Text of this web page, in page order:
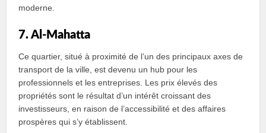
moderne.
7. Al-Mahatta
Ce quartier, situé à proximité de l’un des principaux axes de
transport de la ville, est devenu un hub pour les
professionnels et les entreprises. Les prix élevés des
propriétés sont le résultat d’un intérêt croissant des
investisseurs, en raison de l’accessibilité et des affaires
prospères qui s’y établissent.